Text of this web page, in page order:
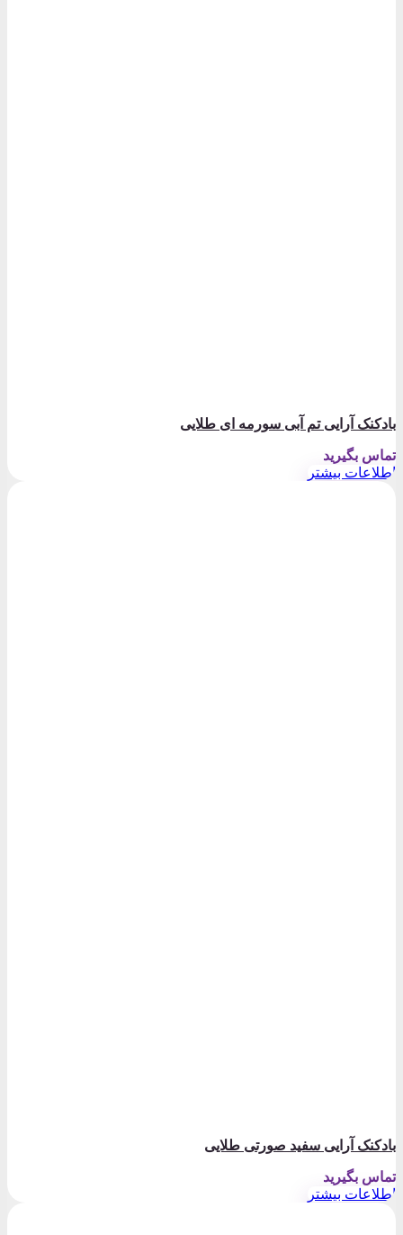
بادکنک آرایی تم آبی سورمه ای طلایی
تماس بگیرید
اطلاعات بیشتر
بادکنک آرایی سفید صورتی طلایی
تماس بگیرید
اطلاعات بیشتر